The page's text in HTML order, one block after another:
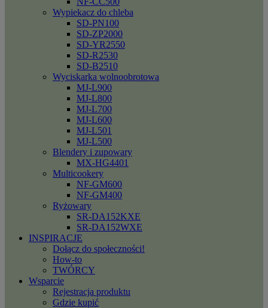
Wypiekacz do chleba
SD-PN100
SD-ZP2000
SD-YR2550
SD-R2530
SD-B2510
Wyciskarka wolnoobrotowa
MJ-L900
MJ-L800
MJ-L700
MJ-L600
MJ-L501
MJ-L500
Blendery i zupowary
MX-HG4401
Multicookery
NF-GM600
NF-GM400
Ryżowary
SR-DA152KXE
SR-DA152WXE
INSPIRACJE
Dołącz do społeczności!
How-to
TWÓRCY
Wsparcie
Rejestracja produktu
Gdzie kupić